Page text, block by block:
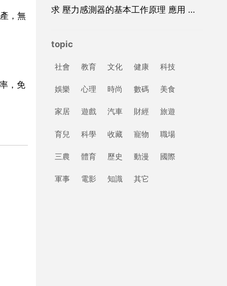
，無
，免
求 壓力感測器的基本工作原理 應用 和設計 方面的資料
topic
社會 教育 文化 健康 科技
娛樂 心理 時尚 數碼 美食
家居 遊戲 汽車 財經 旅遊
育兒 科學 收藏 寵物 職場
三農 體育 歷史 動漫 國際
軍事 電影 知識 其它